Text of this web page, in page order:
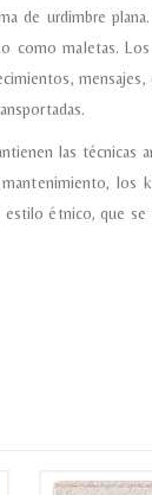
de urdimbre
como maletas.
las técnicas
los
estilo étnico, que